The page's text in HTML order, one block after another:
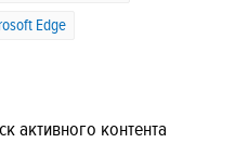
Edge
активного контента